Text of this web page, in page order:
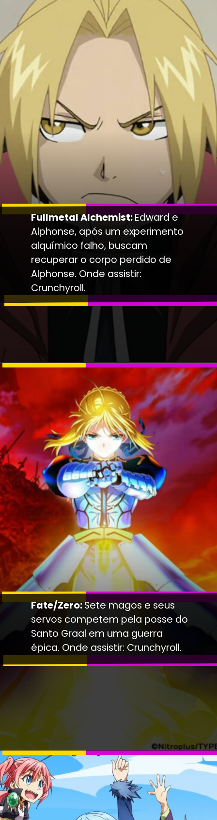
Fullmetal Alchemist:Edward e
Alphonse, após um experimento
alquímico falho, buscam
recuperar o corpo perdido de
Alphonse. Onde assistir:
Crunchyroll.
Fate/Zero:Sete magos e seus
servos competem pela posse do
Santo Graal em uma guerra
épica. Onde assistir: Crunchyroll.